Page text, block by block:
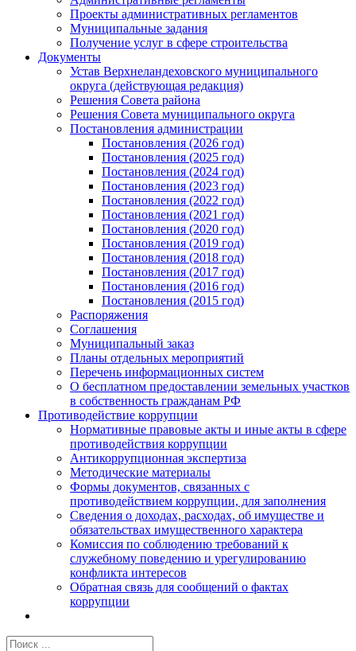
Проекты административных регламентов
Муниципальные задания
Получение услуг в сфере строительства
Документы
Устав Верхнеландеховского муниципального
округа (действующая редакция)
Решения Совета района
Решения Совета муниципального округа
Постановления администрации
Постановления (2026 год)
Постановления (2025 год)
Постановления (2024 год)
Постановления (2023 год)
Постановления (2022 год)
Постановления (2021 год)
Постановления (2020 год)
Постановления (2019 год)
Постановления (2018 год)
Постановления (2017 год)
Постановления (2016 год)
Постановления (2015 год)
Распоряжения
Соглашения
Муниципальный заказ
Планы отдельных мероприятий
Перечень информационных систем
О бесплатном предоставлении земельных участков
в собственность гражданам РФ
Противодействие коррупции
Нормативные правовые акты и иные акты в сфере
противодействия коррупции
Антикоррупционная экспертиза
Методические материалы
Формы документов, связанных с
противодействием коррупции, для заполнения
Сведения о доходах, расходах, об имуществе и
обязательствах имущественного характера
Комиссия по соблюдению требований к
служебному поведению и урегулированию
конфликта интересов
Обратная связь для сообщений о фактах
коррупции
Результат